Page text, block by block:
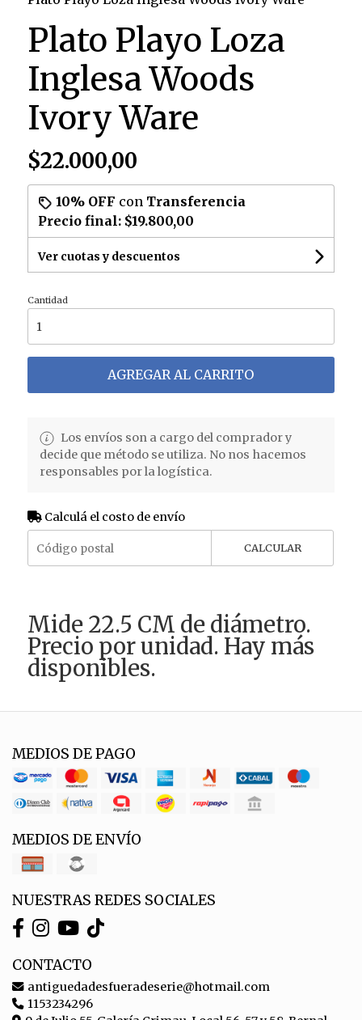
Plato Playo Loza
Inglesa Woods
Ivory Ware
$22.000,00
10% OFF con Transferencia
Precio final: $19.800,00
Ver cuotas y descuentos
Cantidad
AGREGAR AL CARRITO
Los envíos son a cargo del comprador y
decide que método se utiliza. No nos hacemos
responsables por la logística.
Calculá el costo de envío
CALCULAR
Mide 22.5 CM de diámetro.
Precio por unidad. Hay más
disponibles.
MEDIOS DE PAGO
MEDIOS DE ENVÍO
NUESTRAS REDES SOCIALES
CONTACTO
antiguedadesfueradeserie@hotmail.com
1153234296